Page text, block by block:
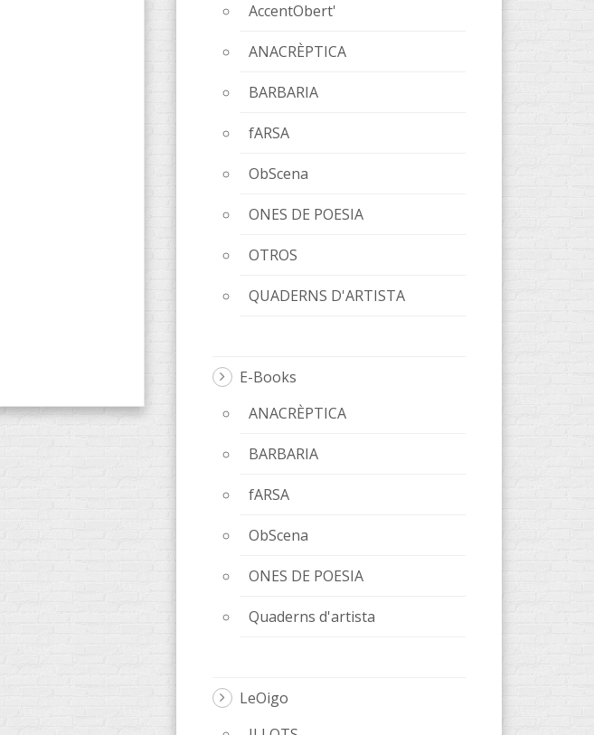
AccentObert'
ANACRÈPTICA
BARBARIA
fARSA
ObScena
ONES DE POESIA
OTROS
QUADERNS D'ARTISTA
E-Books
ANACRÈPTICA
BARBARIA
fARSA
ObScena
ONES DE POESIA
Quaderns d'artista
LeOigo